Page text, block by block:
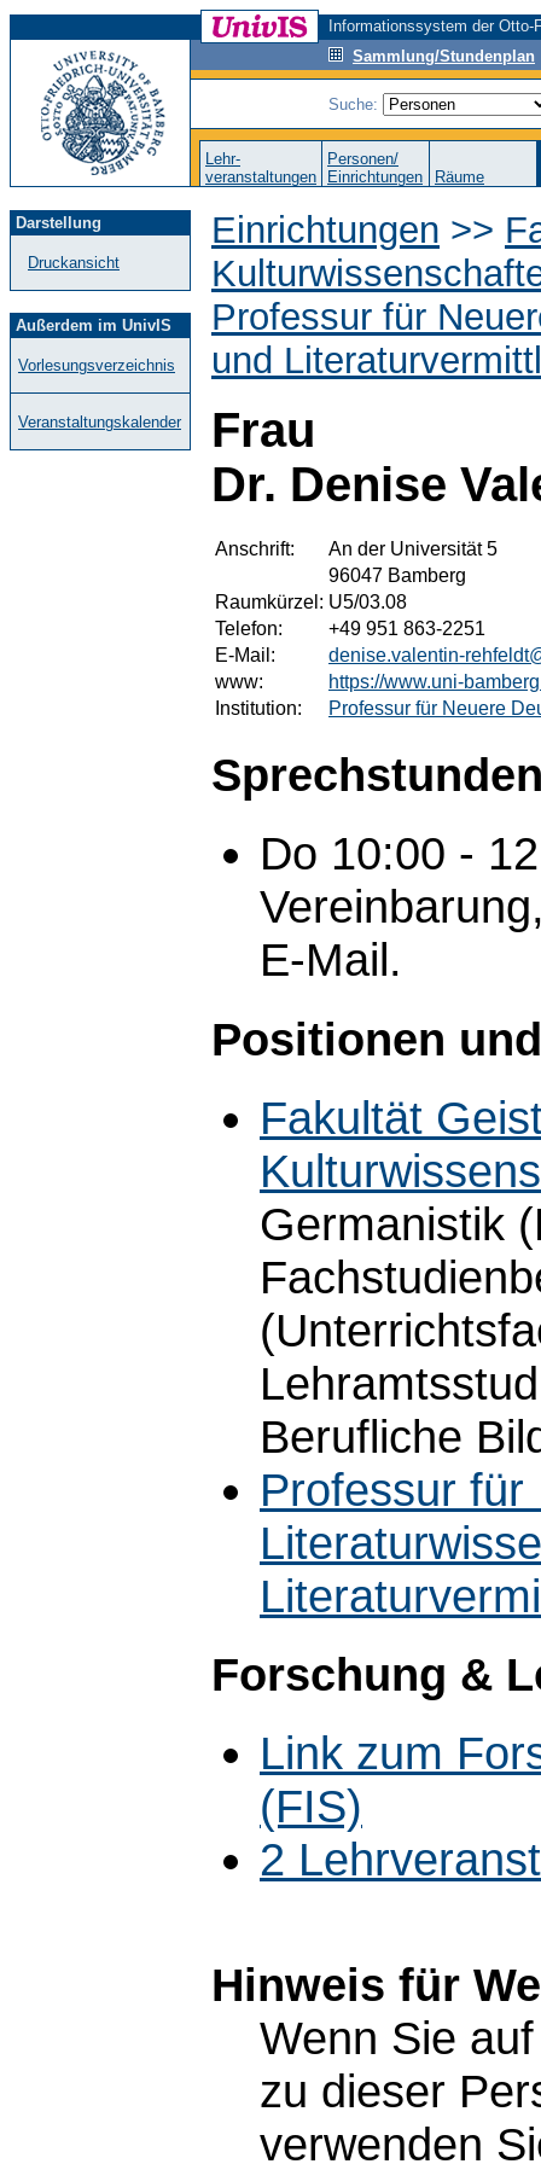
Informationssystem der
Sammlung/Stundenplan
Suche:
Lehr-
veranstaltungen
Personen/
Einrichtungen
Räume
Darstellung
Druckansicht
Außerdem im UnivIS
Vorlesungsverzeichnis
Veranstaltungskalender
Einrichtungen >>
Professur für
und
Frau
Dr. Denise
Anschrift:
An der Universität 5
96047 Bamberg
Raumkürzel: U5/03.08
Telefon:
+49 951 863-2251
E-Mail:
denise.valentin-
www:
https://www.uni-
Institution:
Professur für Neuere
Do 10:00 -
E-Mail.
Positionen
Fakultät
Germanistik
Berufliche
Professur für
Forschung &
Link zum
(FIS)
2
Hinweis für
Wenn Sie
zu dieser
verwenden